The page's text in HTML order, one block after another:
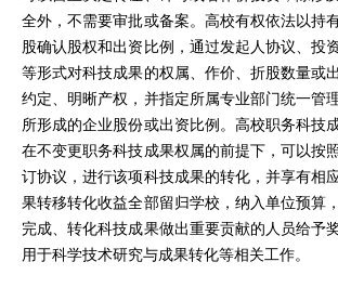
全外，不需要审批或备案。高校有权依法以持
股确认股权和出资比例，通过发起人协议、投
等形式对科技成果的权属、作价、折股数量或
约定、明晰产权，并指定所属专业部门统一管
所形成的企业股份或出资比例。高校职务科技
在不变更职务科技成果权属的前提下，可以按
订协议，进行该项科技成果的转化，并享有相
果转移转化收益全部留归学校，纳入单位预算
完成、转化科技成果做出重要贡献的人员给予
用于科学技术研究与成果转化等相关工作。